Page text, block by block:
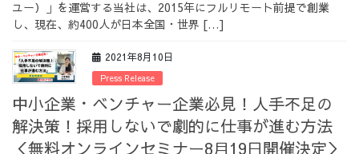
ユー）」を運営する当社は、2015年にフルリモート前提で創業
し、現在、約400人が日本全国・世界 […]
2021年8月10日
Press Release
中小企業・ベンチャー企業必見！人手不足の
解決策！採用しないで劇的に仕事が進む方法
＜無料オンラインセミナー8⽉19⽇開催決定＞